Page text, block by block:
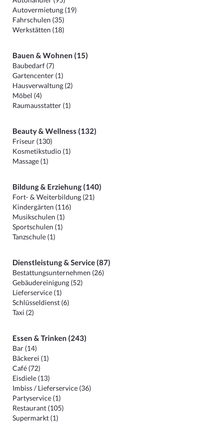
Autovermietung (19)
Fahrschulen (35)
Werkstätten (18)
Bauen & Wohnen (15)
Baubedarf (7)
Gartencenter (1)
Hausverwaltung (2)
Möbel (4)
Raumausstatter (1)
Beauty & Wellness (132)
Friseur (130)
Kosmetikstudio (1)
Massage (1)
Bildung & Erziehung (140)
Fort- & Weiterbildung (21)
Kindergärten (116)
Musikschulen (1)
Sportschulen (1)
Tanzschule (1)
Dienstleistung & Service (87)
Bestattungsunternehmen (26)
Gebäudereinigung (52)
Lieferservice (1)
Schlüsseldienst (6)
Taxi (2)
Essen & Trinken (243)
Bar (14)
Bäckerei (1)
Café (72)
Eisdiele (13)
Imbiss / Lieferservice (36)
Partyservice (1)
Restaurant (105)
Supermarkt (1)